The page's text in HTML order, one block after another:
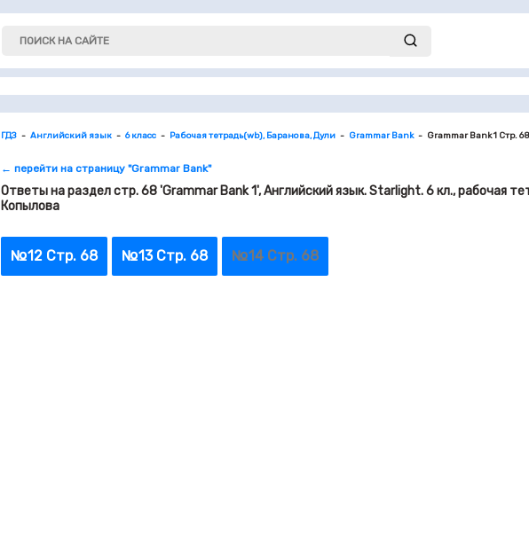
ГДЗ Английский язык 6 класс Рабочая тетрадь(wb), Баранова, Дули Grammar Bank Grammar Bank 1 Стр. 68
← перейти на страницу "Grammar Bank"
Ответы на раздел стр. 68 'Grammar Bank 1', Английский язык. Starlight. 6 кл., рабочая
Копылова
№12 Стр. 68 №13 Стр. 68 №14 Стр. 68